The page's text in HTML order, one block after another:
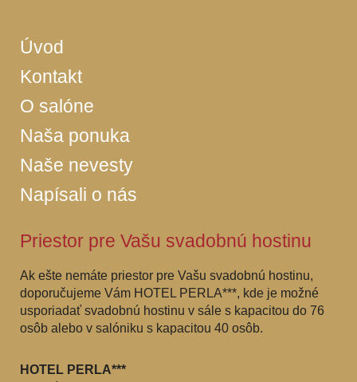
Úvod
Kontakt
O salóne
Naša ponuka
Naše nevesty
Napísali o nás
Priestor pre Vašu svadobnú hostinu
Ak ešte nemáte priestor pre Vašu svadobnú hostinu,
doporučujeme Vám HOTEL PERLA***, kde je možné
usporiadať svadobnú hostinu v sále s kapacitou do 76
osôb alebo v salóniku s kapacitou 40 osôb.
HOTEL PERLA***